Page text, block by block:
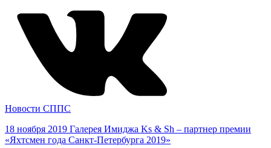
Новости СППС
18 ноября 2019 Галерея Имиджа Ks & Sh – партнер премии
«Яхтсмен года Санкт-Петербурга 2019»